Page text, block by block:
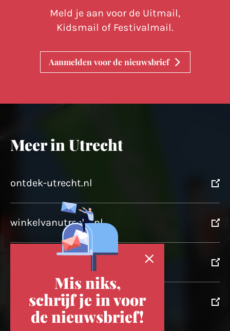
Meld je aan voor de Uitmail,
Kidsmail of Festivalmail.
Aanmelden voor de nieuwsbrief
Meer in Utrecht
ontdek-utrecht.nl
winkelvanutrecht.nl
utrechtpartners.nl
Mis niks,
schrijf je in voor
de nieuwsbrief!